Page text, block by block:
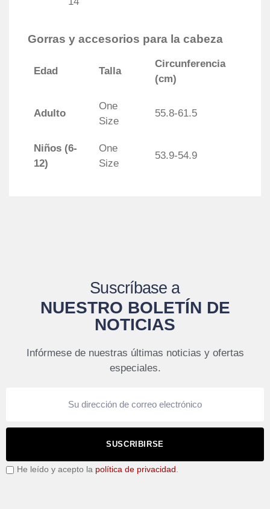
Gorras y accesorios para la cabeza
Edad Talla
Circunferencia
(cm)
Adulto
One
Size
55.8-61.5
Niños (6-
12)
One
Size
53.9-54.9
Suscríbase a
NUESTRO BOLETÍN DE
NOTICIAS
Infórmese de nuestras últimas noticias y ofertas
especiales.
SUSCRIBIRSE
He leído y acepto la política de privacidad .